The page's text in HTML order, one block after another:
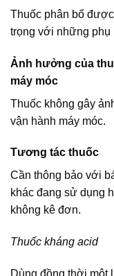
Thuốc phân bố
trọng với những phụ
Ảnh hưởng của
máy móc
Thuốc không gây
vận hành máy móc.
Tương tác thuốc
Cần thông bảo với
khác đang sử dụng
không kê đơn.
Thuốc kháng acid
Dùng đồng thời một